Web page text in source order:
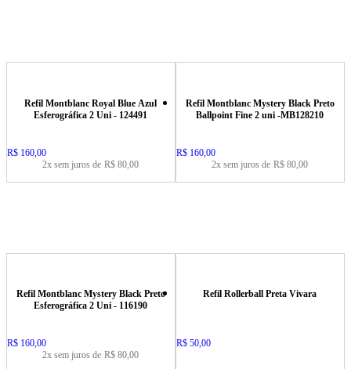
Refil Montblanc Royal Blue Azul
Esferográfica 2 Uni - 124491
Price:
R$ 160,00
2x sem juros de R$ 80,00
Refil Montblanc Mystery Black Preto
Ballpoint Fine 2 uni -MB128210
Price:
R$ 160,00
2x sem juros de R$ 80,00
Refil Montblanc Mystery Black Preto
Esferográfica 2 Uni - 116190
Price:
R$ 160,00
2x sem juros de R$ 80,00
Refil Rollerball Preta Vivara
Price:
R$ 50,00